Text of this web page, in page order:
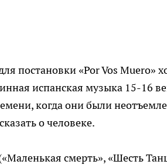
постановки «Por Vos Muero»
испанская музыка 15-16
когда они были
о человеке.
смерть», «Шесть